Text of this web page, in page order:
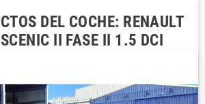
DEL COCHE: RENAULT
II FASE II 1.5 DCI